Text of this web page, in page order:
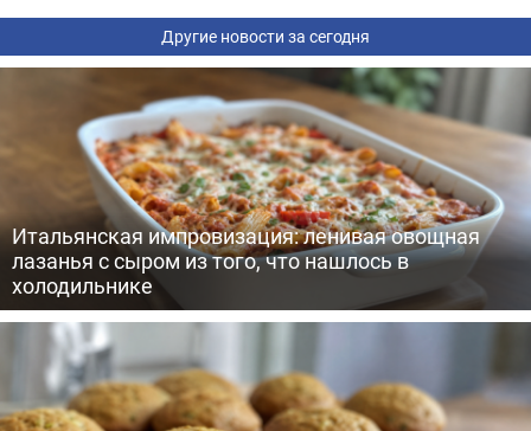
Другие новости за сегодня
Итальянская импровизация: ленивая овощная
лазанья с сыром из того, что нашлось в
холодильнике